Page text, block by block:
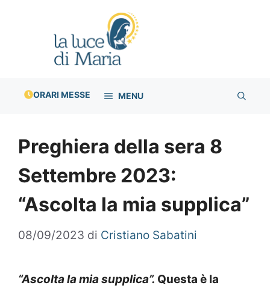
ORARI MESSE MENU
Preghiera della sera 8
Settembre 2023:
“Ascolta la mia supplica”
08/09/2023 di Cristiano Sabatini
“Ascolta la mia supplica”. Questa è la